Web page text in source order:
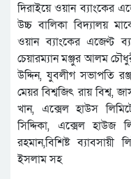
দিরাইয়ে ওয়ান ব্যাংকের
উচ্চ বালিকা বিদ্যালয়
ওয়ান ব্যাংকের এজেণ্ট
চেয়ারম্যান মঞ্জুর আলম
উদ্দিন, যুবলীগ সভাপতি
মেয়র বিশ্বজিৎ রায়
খান, এক্সেল হাউস
সিদ্দিকা, এক্সেল হাউজ
রহমান,বিশিষ্ট
ইসলাম সহ